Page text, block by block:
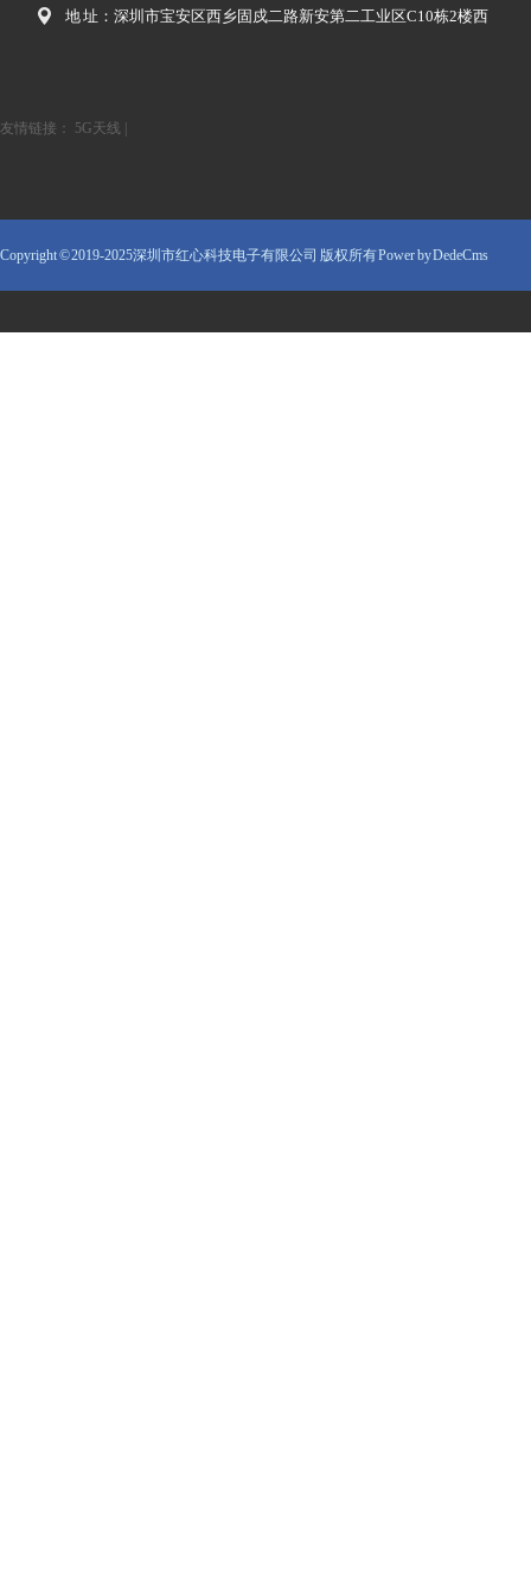
地 址：深圳市宝安区西乡固戍二路新安第二工业区C10栋2楼西
友情链接： 5G天线
Copyright © 2019-2025深圳市红心科技电子有限公司 版权所有Power by DedeCms